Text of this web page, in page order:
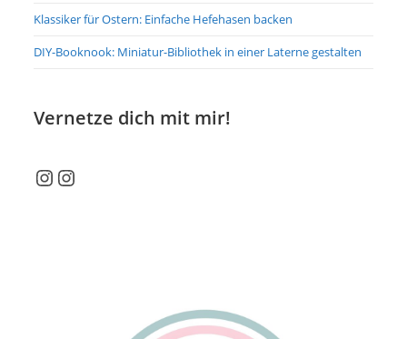
Klassiker für Ostern: Einfache Hefehasen backen
DIY-Booknook: Miniatur-Bibliothek in einer Laterne gestalten
Vernetze dich mit mir!
Instagram
Instagram